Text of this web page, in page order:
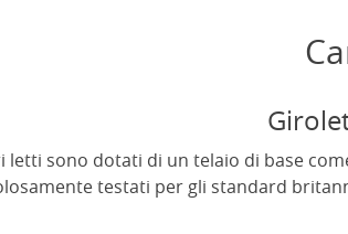
letti sono dotati di un telaio di base
testati per gli standard